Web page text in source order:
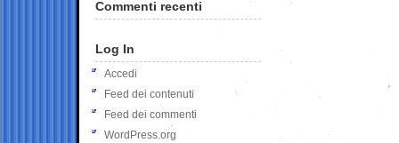
Commenti recenti
Log In
Accedi
Feed dei contenuti
Feed dei commenti
WordPress.org